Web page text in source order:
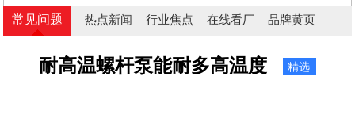
常见问题 热点新闻 行业焦点 在线看厂 品牌黄页
耐高温螺杆泵能耐多高温度 精选